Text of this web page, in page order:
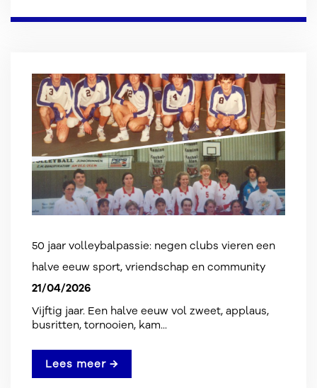
50 jaar volleybalpassie: negen clubs vieren een
halve eeuw sport, vriendschap en community
21/04/2026
Vijftig jaar. Een halve eeuw vol zweet, applaus,
busritten, tornooien, kam...
Lees meer →